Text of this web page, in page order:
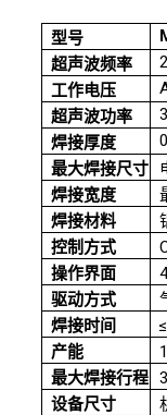
型号
超声波频率
工作电压
超声波功率
焊接厚度
最大焊接尺寸
焊接宽度
焊接材料
控制方式
操作界面
驱动方式
焊接时间
产能
最大焊接行程
设备尺寸